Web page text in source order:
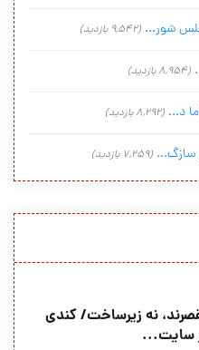
شور... (9,542 بازدید)
(8,954 بازدید)
د... (8,292 بازدید)
(7,259 بازدید)
نه زیرساخت/ کندی
سایت‌...